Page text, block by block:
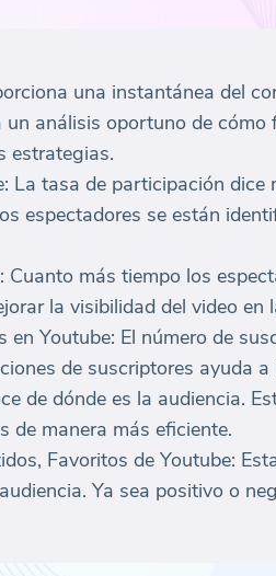
una instantánea del
análisis oportuno de
estrategias.
La tasa de participación
espectadores se están
Cuanto más tiempo los
la visibilidad del video
en Youtube: El número de
de suscriptores ayuda
de dónde es la audiencia.
de manera más eficiente.
Favoritos de Youtube:
Ya sea positivo o